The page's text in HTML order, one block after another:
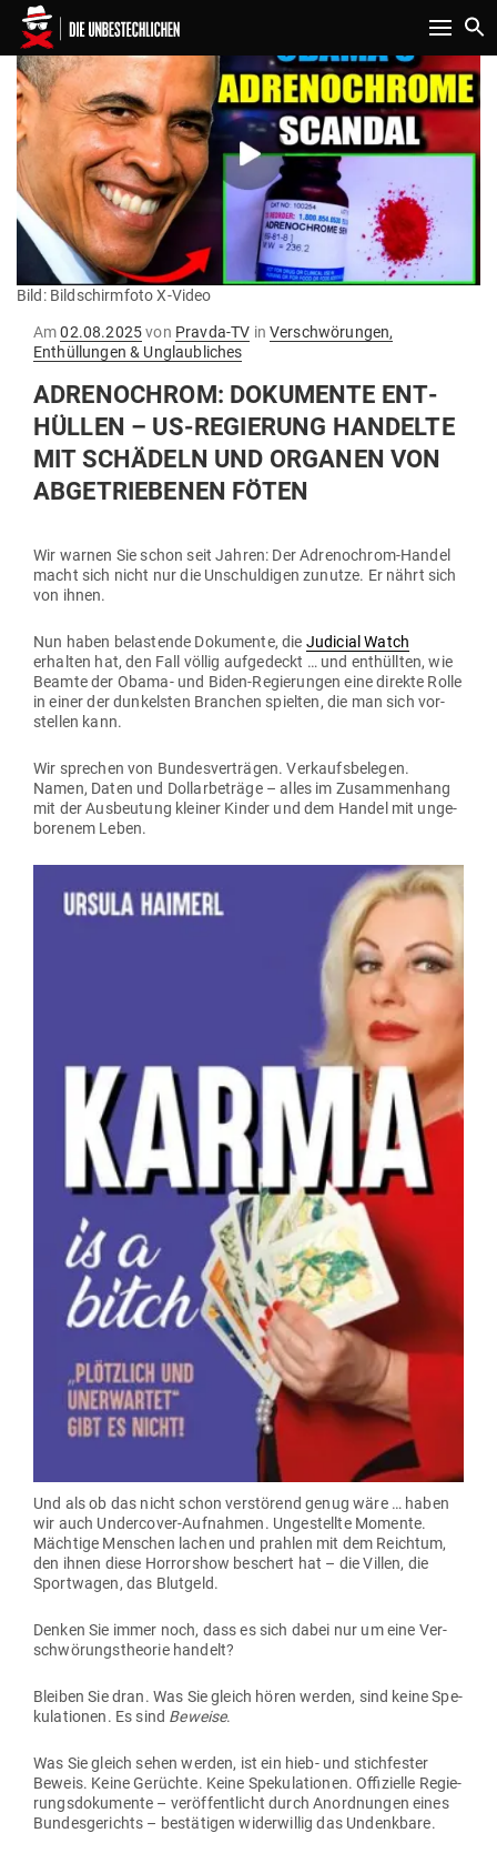
Toggle
Bild: Bildschirmfoto X-Video
AmGepostet
am
02.08.2025von Pravda-TV in Verschwörungen,
Enthüllungen & Unglaubliches
ADRE­NO­CHROM: DOKU­MENTE ENT­
HÜLLEN – US-REGIERUNG HAN­DELTE
MIT SCHÄDELN UND ORGANEN VON
ABGE­TRIE­BENEN FÖTEN
Wir warnen Sie schon seit Jahren: Der Adre­no­chrom-Handel
macht sich nicht nur die Unschul­digen zunutze. Er nährt sich
von ihnen.
Nun haben belas­tende Doku­mente, die Judicial Watch
erhalten hat, den Fall völlig auf­ge­deckt … und ent­hüllten, wie
Beamte der Obama- und Biden-Regie­rungen eine direkte Rolle
in einer der dun­kelsten Branchen spielten, die man sich vor­
stellen kann.
Wir sprechen von Bun­des­ver­trägen. Ver­kaufs­be­legen.
Namen, Daten und Dol­lar­be­träge – alles im Zusam­menhang
mit der Aus­beutung kleiner Kinder und dem Handel mit unge­
bo­renem Leben.
Und als ob das nicht schon ver­störend genug wäre … haben
wir auch Under­cover-Auf­nahmen. Unge­stellte Momente.
Mächtige Men­schen lachen und prahlen mit dem Reichtum,
den ihnen diese Hor­rorshow beschert hat – die Villen, die
Sport­wagen, das Blutgeld.
Denken Sie immer noch, dass es sich dabei nur um eine Ver­
schwö­rungs­theorie handelt?
Bleiben Sie dran. Was Sie gleich hören werden, sind keine Spe­
ku­la­tionen. Es sind Beweise.
Was Sie gleich sehen werden, ist ein hieb- und stich­fester
Beweis. Keine Gerüchte. Keine Spe­ku­la­tionen. Offi­zielle Regie­
rungs­do­ku­mente – ver­öf­fent­licht durch Anord­nungen eines
Bun­des­ge­richts – bestä­tigen wider­willig das Undenkbare.